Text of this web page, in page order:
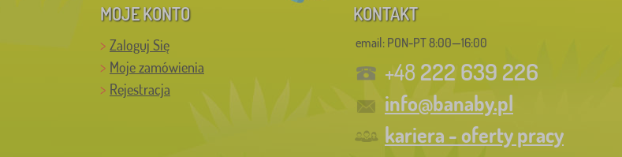
MOJE KONTO
Zaloguj Się
Moje zamówienia
Rejestracja
KONTAKT
email: PON-PT 8:00—16:00
+48222 639 226
info@banaby.pl
kariera - oferty pracy